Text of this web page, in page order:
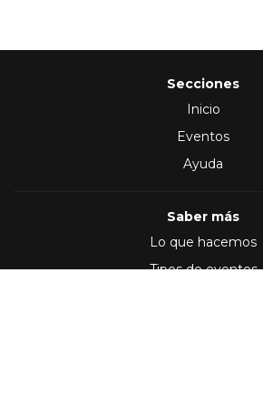
Secciones
Inicio
Eventos
Ayuda
Saber más
Lo que hacemos
Tipos de eventos